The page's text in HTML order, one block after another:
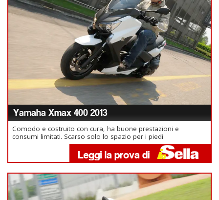
Yamaha Xmax 400 2013
Comodo e costruito con cura, ha buone prestazioni e
consumi limitati. Scarso solo lo spazio per i piedi